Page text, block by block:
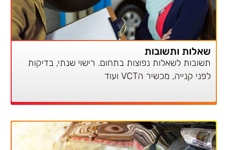
שאלות ותשובות
תשובות לשאלות נפוצות בתחום. רישוי שנתי, בדיקות
לפני קנייה, מכשיר הVCT ועוד